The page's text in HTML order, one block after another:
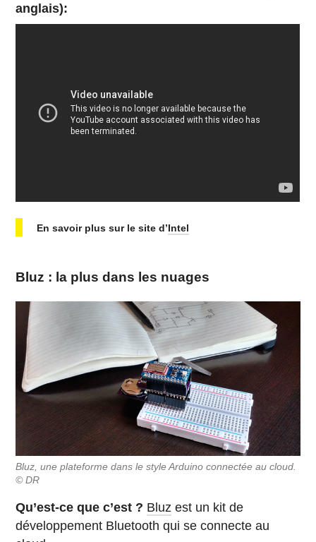
anglais):
En savoir plus sur le site d’Intel
Bluz : la plus dans les nuages
Bluz, une plateforme dans le style Arduino connectée au cloud.
© DR
Qu’est-ce que c’est ? Bluz est un kit de
développement Bluetooth qui se connecte au